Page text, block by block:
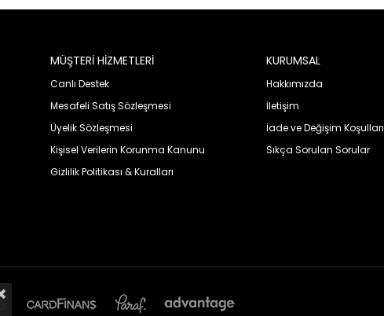
MÜŞTERİ HİZMETLERİ
Canlı Destek
Mesafeli Satış Sözleşmesi
Üyelik Sözleşmesi
Kişisel Verilerin Korunma Kanunu
Gizlilik Politikası & Kuralları
KURUMSAL
Hakkımızda
İletişim
İade ve Değişim Koşulları
Sıkça Sorulan Sorular